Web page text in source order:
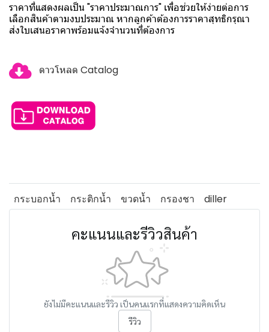
ราคาที่แสดงผลเป็น "ราคาประมาณการ" เพื่อช่วยให้ง่ายต่อการ
เลือกสินค้าตามงบประมาณ หากลูกค้าต้องการราคาสุทธิกรุณา
ส่งใบเสนอราคาพร้อมแจ้งจำนวนที่ต้องการ
ดาวโหลด Catalog
กระบอกน้ำ กระติกน้ำ ขวดน้ำ กรองชา diller
คะแนนและรีวิวสินค้า
ยังไม่มีคะแนนและรีวิว เป็นคนแรกที่แสดงความคิดเห็น
รีวิว